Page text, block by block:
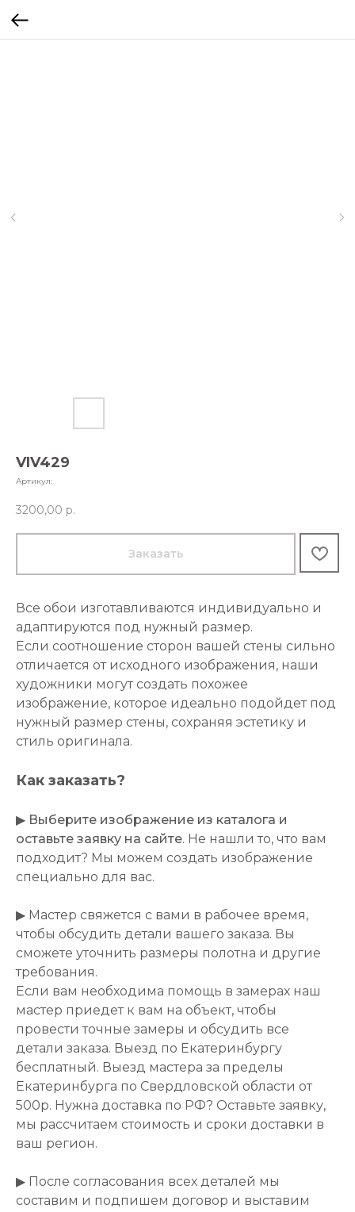
VIV429
Артикул:
3200,00 р.
Заказать
Все обои изготавливаются индивидуально и
адаптируются под нужный размер.
Если соотношение сторон вашей стены сильно
отличается от исходного изображения, наши
художники могут создать похожее
изображение, которое идеально подойдет под
нужный размер стены, сохраняя эстетику и
стиль оригинала.
Как заказать?
▶ Выберите изображение из каталога и
оставьте заявку на сайте. Не нашли то, что вам
подходит? Мы можем создать изображение
специально для вас.
▶ Мастер свяжется с вами в рабочее время,
чтобы обсудить детали вашего заказа. Вы
сможете уточнить размеры полотна и другие
требования.
Если вам необходима помощь в замерах наш
мастер приедет к вам на объект, чтобы
провести точные замеры и обсудить все
детали заказа. Выезд по Екатеринбургу
бесплатный. Выезд мастера за пределы
Екатеринбурга по Свердловской области от
500р. Нужна доставка по РФ? Оставьте заявку,
мы рассчитаем стоимость и сроки доставки в
ваш регион.
▶ После согласования всех деталей мы
составим и подпишем договор и выставим